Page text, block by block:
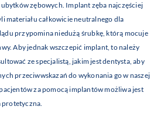
zębowych. Implant zęba najczęściej
materiału całkowicie neutralnego dla
przypomina niedużą śrubkę, którą mocuje
Aby jednak wszczepić implant, to należy
ze specjalistą, jakim jest dentysta, aby
przeciwwskazań do wykonania go w naszej
za pomocą implantów możliwa jest
protetyczna.